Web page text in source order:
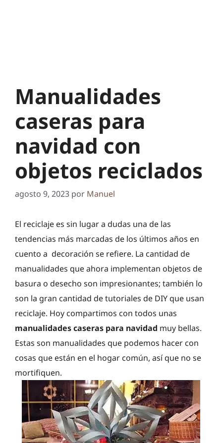
Manualidades
caseras para
navidad con
objetos reciclados
agosto 9, 2023 por Manuel
El reciclaje es sin lugar a dudas una de las
tendencias más marcadas de los últimos años en
cuento a decoración se refiere. La cantidad de
manualidades que ahora implementan objetos de
basura o desecho son impresionantes; también lo
son la gran cantidad de tutoriales de DIY que usan
reciclaje. Hoy compartimos con todos unas
manualidades caseras para navidad muy bellas.
Estas son manualidades que podemos hacer con
cosas que están en el hogar común, así que no se
mortifiquen.